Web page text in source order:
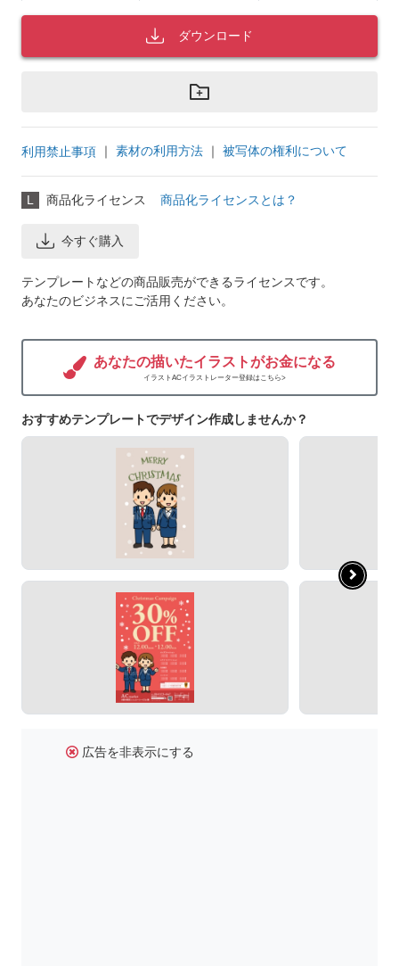
ダウンロード
利用禁止事項 ｜ 素材の利用方法 ｜ 被写体の権利について
L 商品化ライセンス 商品化ライセンスとは？
今すぐ購入
テンプレートなどの商品販売ができるライセンスです。
あなたのビジネスにご活用ください。
あなたの描いたイラストがお金になる
イラストACイラストレーター登録はこちら>
おすすめテンプレートでデザイン作成しませんか？
広告を非表示にする